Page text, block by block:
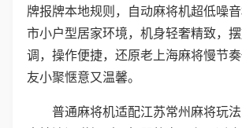
牌报牌本地规则，自动麻将机超低噪
市小户型居家环境，机身轻奢精致，
调，操作便捷，还原老上海麻将慢节
友小聚惬意又温馨。
普通麻将机适配江苏常州麻将玩法